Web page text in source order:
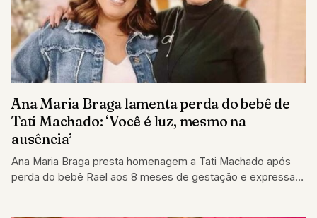
Ana Maria Braga lamenta perda do bebê de
Tati Machado: ‘Você é luz, mesmo na
ausência’
Ana Maria Braga presta homenagem a Tati Machado após
perda do bebê Rael aos 8 meses de gestação e expressa